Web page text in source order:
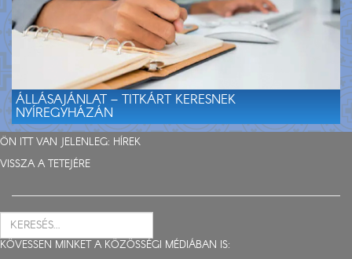
ÁLLÁSAJÁNLAT – TITKÁRT KERESNEK
NYÍREGYHÁZÁN
ÖN ITT VAN JELENLEG: HÍREK
VISSZA A TETEJÉRE
KÖVESSEN MINKET A KÖZÖSSÉGI MÉDIÁBAN IS: